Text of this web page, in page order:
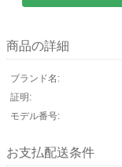
商品の詳細
ブランド名:
証明:
モデル番号:
お支払配送条件